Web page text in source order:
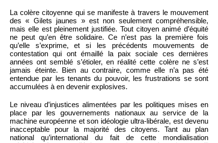
La colère citoyenne qui se manifeste à travers le mouvement
des « Gilets jaunes » est non seulement compréhensible,
mais elle est pleinement justifiée. Tout citoyen animé d’équité
ne peut qu’en être solidaire. Ce n’est pas la première fois
qu’elle s’exprime, et si les précédents mouvements de
contestation qui ont émaillé la paix sociale ces dernières
années ont semblé s’étioler, en réalité cette colère ne s’est
jamais éteinte. Bien au contraire, comme elle n’a pas été
entendue par les tenants du pouvoir, les frustrations se sont
accumulées à en devenir explosives.
Le niveau d’injustices alimentées par les politiques mises en
place par les gouvernements nationaux au service de la
machine européenne et son idéologie ultra-libérale, est devenu
inacceptable pour la majorité des citoyens. Tant au plan
national qu’international du fait de cette mondialisation